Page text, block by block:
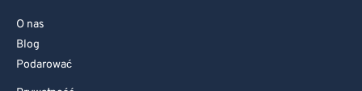
O nas
Blog
Podarować